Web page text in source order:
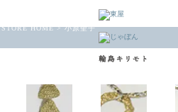
STORE HOME>小原聖子